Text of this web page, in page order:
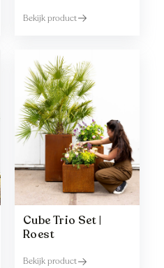
Bekijk product
Cube Trio Set |
Roest
Bekijk product